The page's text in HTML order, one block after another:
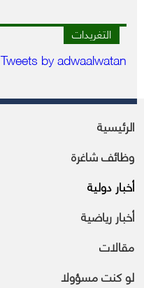
التغريدات
Tweets by adwaalwatan
الرئيسية
وظائف شاغرة
أخبار دولية
أخبار رياضية
مقالات
لو كنت مسؤولا